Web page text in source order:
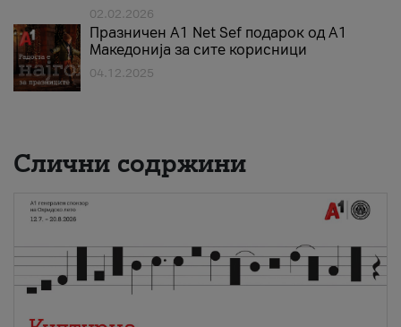
02.02.2026
Празничен A1 Net Sеf подарок од А1
Македонија за сите корисници
04.12.2025
Слични содржини